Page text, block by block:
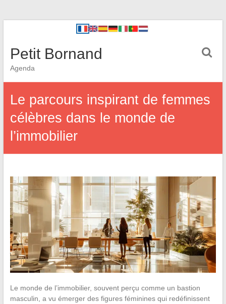
Petit Bornand
Agenda
Le parcours inspirant de femmes
célèbres dans le monde de
l’immobilier
Le monde de l’immobilier, souvent perçu comme un bastion
masculin, a vu émerger des figures féminines qui redéfinissent